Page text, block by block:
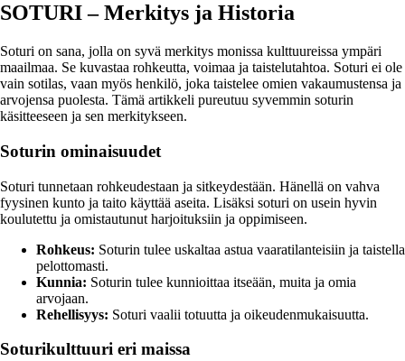
SOTURI – Merkitys ja Historia
Soturi on sana, jolla on syvä merkitys monissa kulttuureissa ympäri
maailmaa. Se kuvastaa rohkeutta, voimaa ja taistelutahtoa. Soturi ei ole
vain sotilas, vaan myös henkilö, joka taistelee omien vakaumustensa ja
arvojensa puolesta. Tämä artikkeli pureutuu syvemmin soturin
käsitteeseen ja sen merkitykseen.
Soturin ominaisuudet
Soturi tunnetaan rohkeudestaan ja sitkeydestään. Hänellä on vahva
fyysinen kunto ja taito käyttää aseita. Lisäksi soturi on usein hyvin
koulutettu ja omistautunut harjoituksiin ja oppimiseen.
Rohkeus: Soturin tulee uskaltaa astua vaaratilanteisiin ja taistella
pelottomasti.
Kunnia: Soturin tulee kunnioittaa itseään, muita ja omia
arvojaan.
Rehellisyys: Soturi vaalii totuutta ja oikeudenmukaisuutta.
Soturikulttuuri eri maissa